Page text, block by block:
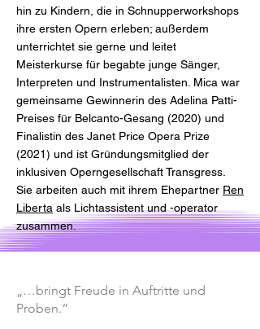
hin zu Kindern, die in Schnupperworkshops
ihre ersten Opern erleben; außerdem
unterrichtet sie gerne und leitet
Meisterkurse für begabte junge Sänger,
Interpreten und Instrumentalisten. Mica war
gemeinsame Gewinnerin des Adelina Patti-
Preises für Belcanto-Gesang (2020) und
Finalistin des Janet Price Opera Prize
(2021) und ist Gründungsmitglied der
inklusiven Operngesellschaft Transgress.
Sie arbeiten auch mit ihrem Ehepartner Ren
Liberta als Lichtassistent und -operator
zusammen.
„…bringt Freude in Auftritte und
Proben.“